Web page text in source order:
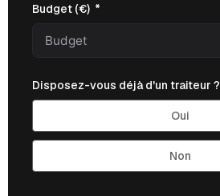
Budget (€)
Disposez-vous déjà d'un traiteur ?
Oui
Non